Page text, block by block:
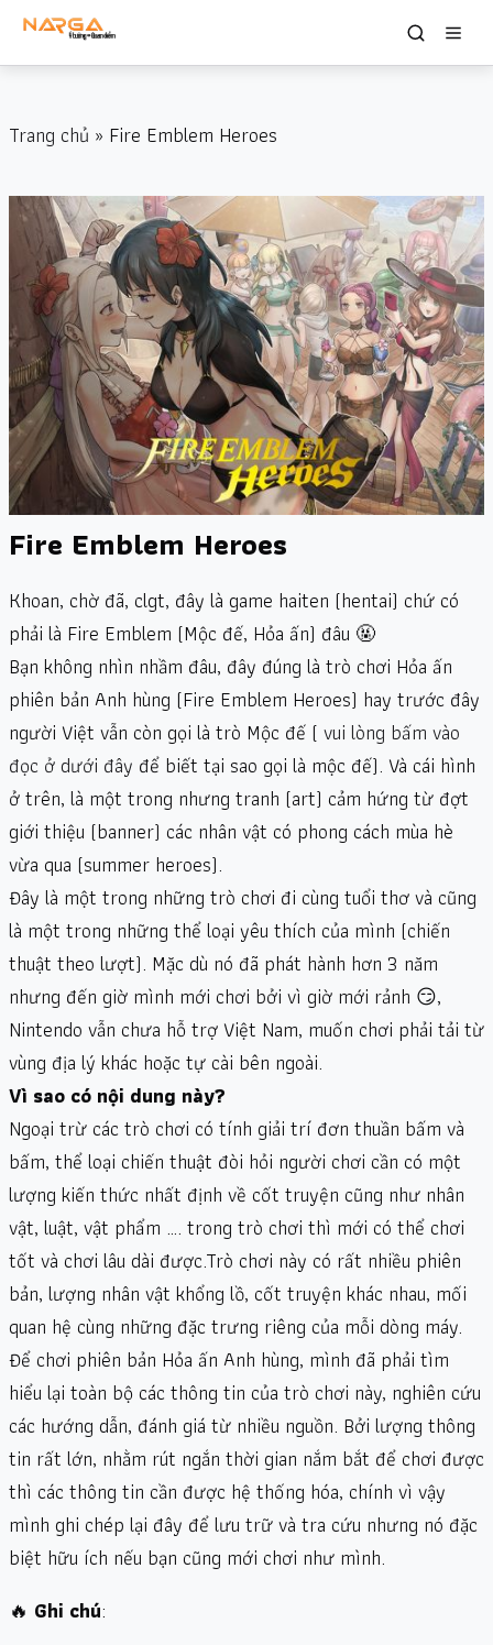
Trang chủ » Fire Emblem Heroes
Fire Emblem Heroes
Khoan, chờ đã, clgt, đây là game haiten (hentai) chứ có
phải là Fire Emblem (Mộc đế, Hỏa ấn) đâu 🤬
Bạn không nhìn nhầm đâu, đây đúng là trò chơi Hỏa ấn
phiên bản Anh hùng (Fire Emblem Heroes) hay trước đây
người Việt vẫn còn gọi là trò Mộc đế ( vui lòng bấm vào
đọc ở dưới đây để biết tại sao gọi là mộc đế). Và cái hình
ở trên, là một trong nhưng tranh (art) cảm hứng từ đợt
giới thiệu (banner) các nhân vật có phong cách mùa hè
vừa qua (summer heroes).
Đây là một trong những trò chơi đi cùng tuổi thơ và cũng
là một trong những thể loại yêu thích của mình (chiến
thuật theo lượt). Mặc dù nó đã phát hành hơn 3 năm
nhưng đến giờ mình mới chơi bởi vì giờ mới rảnh 😏,
Nintendo vẫn chưa hỗ trợ Việt Nam, muốn chơi phải tải từ
vùng địa lý khác hoặc tự cài bên ngoài.
Vì sao có nội dung này?
Ngoại trừ các trò chơi có tính giải trí đơn thuần bấm và
bấm, thể loại chiến thuật đòi hỏi người chơi cần có một
lượng kiến thức nhất định về cốt truyện cũng như nhân
vật, luật, vật phẩm …. trong trò chơi thì mới có thể chơi
tốt và chơi lâu dài được.Trò chơi này có rất nhiều phiên
bản, lượng nhân vật khổng lồ, cốt truyện khác nhau, mối
quan hệ cùng những đặc trưng riêng của mỗi dòng máy.
Để chơi phiên bản Hỏa ấn Anh hùng, mình đã phải tìm
hiểu lại toàn bộ các thông tin của trò chơi này, nghiên cứu
các hướng dẫn, đánh giá từ nhiều nguồn. Bởi lượng thông
tin rất lớn, nhằm rút ngắn thời gian nắm bắt để chơi được
thì các thông tin cần được hệ thống hóa, chính vì vậy
mình ghi chép lại đây để lưu trữ và tra cứu nhưng nó đặc
biệt hữu ích nếu bạn cũng mới chơi như mình.
🔥 Ghi chú: